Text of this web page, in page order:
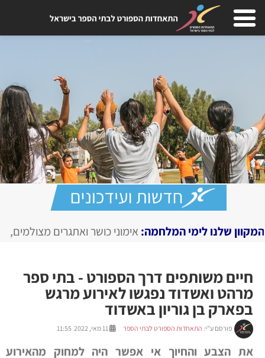
אימוני כושר ואתגרים מצולמים, מגזין דיגיטלי בחירום
חיים משותפים דרך הספורט - בתי ספר
מרהט ואשדוד נפגשו לאירוע מרגש
בפארק בן גוריון באשדוד
פורסם ע"י: התאחדות הספורט לבתי הספר
את הצבע והחיוך אי אפשר היה למחוק מהאירוע